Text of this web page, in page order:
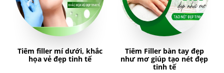
Tiêm filler mí dưới, khắc
họa vẻ đẹp tinh tế
Tiêm Filler bàn tay đẹp
như mơ giúp tạo nét đẹp
tinh tế